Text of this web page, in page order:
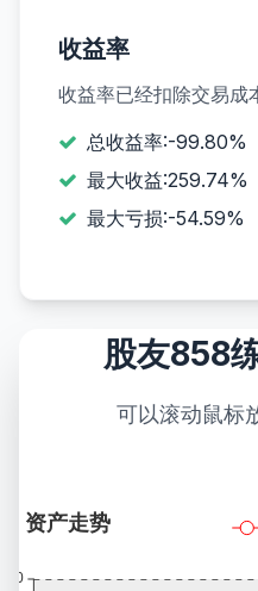
收益率
收益率已经扣除交易成
总收益率:-99.80%
最大收益:259.74%
最大亏损:-54.59%
股友858
可以滚动鼠标